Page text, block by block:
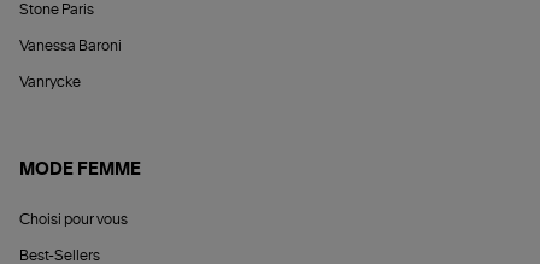
Stone Paris
Vanessa Baroni
Vanrycke
MODE FEMME
Choisi pour vous
Best-Sellers